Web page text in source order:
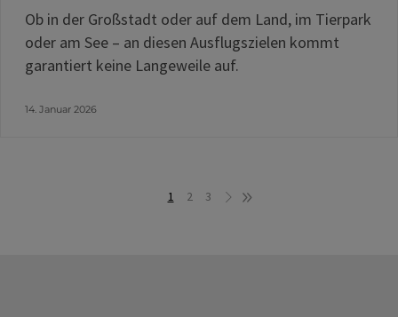
Ob in der Großstadt oder auf dem Land, im Tierpark
oder am See – an diesen Ausflugszielen kommt
garantiert keine Langeweile auf.
14. Januar 2026
1 2 3